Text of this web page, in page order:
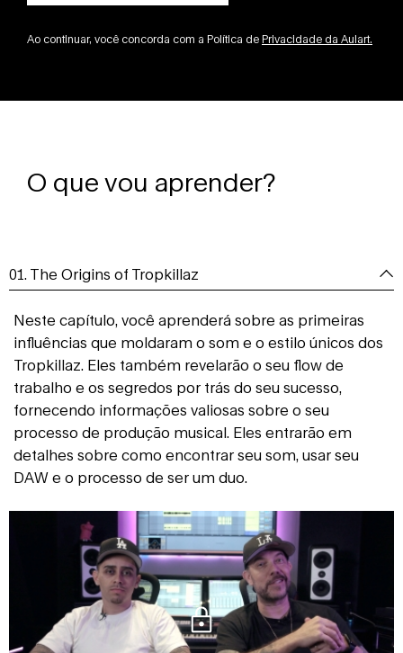
Ao continuar, você concorda com a Política de Privacidade da Aulart.
O que vou aprender?
01. The Origins of Tropkillaz
Neste capítulo, você aprenderá sobre as primeiras
influências que moldaram o som e o estilo únicos dos
Tropkillaz. Eles também revelarão o seu flow de
trabalho e os segredos por trás do seu sucesso,
fornecendo informações valiosas sobre o seu
processo de produção musical. Eles entrarão em
detalhes sobre como encontrar seu som, usar seu
DAW e o processo de ser um duo.